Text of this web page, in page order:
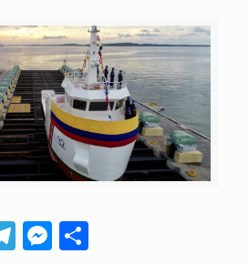
Telegram
Messenger